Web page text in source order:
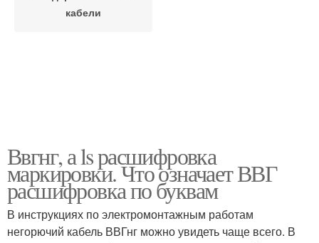
кабели
Ввгнг, а ls расшифровка
маркировки. Что означает ВВГ
расшифровка по буквам
В инструкциях по электромонтажным работам
негорючий кабель ВВГнг можно увидеть чаще всего. В